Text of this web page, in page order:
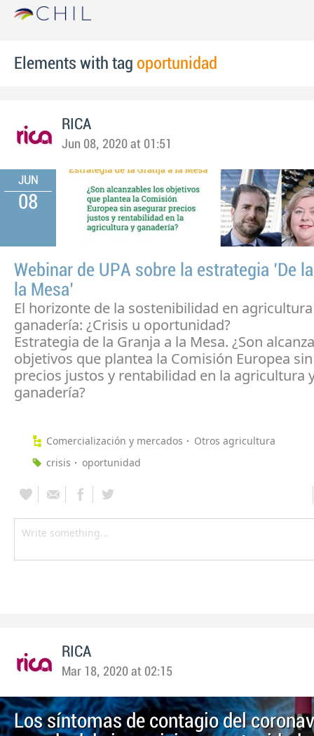
Elements with tag oportunidad
RICA
Jun 08, 2020 at 01:51
JUN
08
Webinar de UPA sobre la estrategia 'De
la Mesa'
El horizonte de la sostenibilidad en
ganadería: ¿Crisis u oportunidad?
Estrategia de la Granja a la Mesa. ¿Son
objetivos que plantea la Comisión Europea
precios justos y rentabilidad en la agricultura
ganadería?
Comercialización y mercados
Otros agricultura
crisis
oportunidad
RICA
Mar 18, 2020 at 02:15
Los síntomas de contagio del